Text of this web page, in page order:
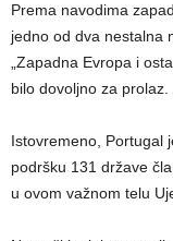
Prema navodima
jedno od dva nestalna
„Zapadna Evropa i
bilo dovoljno za prolaz.
Istovremeno, Portugal
podršku 131 države
u ovom važnom telu